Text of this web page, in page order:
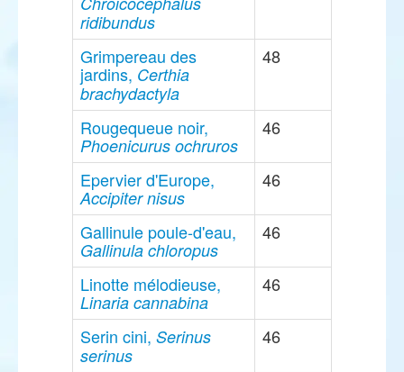
ridibundus
Grimpereau des
jardins, Certhia
brachydactyla
48
Rougequeue noir,
Phoenicurus ochruros
46
Epervier d'Europe,
Accipiter nisus
46
Gallinule poule-d'eau,
Gallinula chloropus
46
Linotte mélodieuse,
Linaria cannabina
46
Serin cini, Serinus
serinus
46